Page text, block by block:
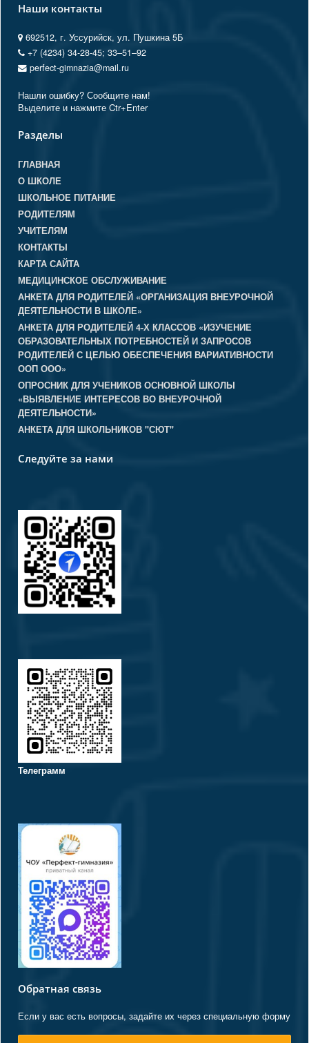
Наши контакты
692512, г. Уссурийск, ул. Пушкина 5Б
+7 (4234) 34-28-45; 33‒51‒92
perfect-gimnazia@mail.ru
Нашли ошибку? Сообщите нам!
Выделите и нажмите Ctr+Enter
Разделы
ГЛАВНАЯ
О ШКОЛЕ
ШКОЛЬНОЕ ПИТАНИЕ
РОДИТЕЛЯМ
УЧИТЕЛЯМ
КОНТАКТЫ
КАРТА САЙТА
МЕДИЦИНСКОЕ ОБСЛУЖИВАНИЕ
АНКЕТА ДЛЯ РОДИТЕЛЕЙ «ОРГАНИЗАЦИЯ ВНЕУРОЧНОЙ
ДЕЯТЕЛЬНОСТИ В ШКОЛЕ»
АНКЕТА ДЛЯ РОДИТЕЛЕЙ 4-Х КЛАССОВ «ИЗУЧЕНИЕ
ОБРАЗОВАТЕЛЬНЫХ ПОТРЕБНОСТЕЙ И ЗАПРОСОВ
РОДИТЕЛЕЙ С ЦЕЛЬЮ ОБЕСПЕЧЕНИЯ ВАРИАТИВНОСТИ
ООП ООО»
ОПРОСНИК ДЛЯ УЧЕНИКОВ ОСНОВНОЙ ШКОЛЫ
«ВЫЯВЛЕНИЕ ИНТЕРЕСОВ ВО ВНЕУРОЧНОЙ
ДЕЯТЕЛЬНОСТИ»
АНКЕТА ДЛЯ ШКОЛЬНИКОВ "СЮТ"
Следуйте за нами
Телеграмм
Обратная связь
Если у вас есть вопросы, задайте их через специальную форму